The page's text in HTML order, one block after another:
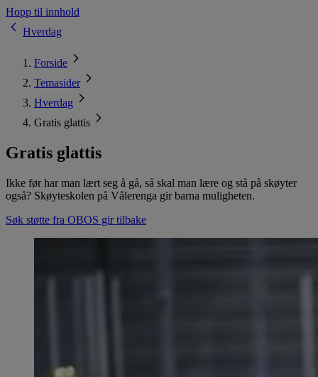
Hopp til innhold
Hverdag
Forside
Temasider
Hverdag
Gratis glattis
Gratis glattis
Ikke før har man lært seg å gå, så skal man lære og stå på skøyter
også? Skøyteskolen på Vålerenga gir barna muligheten.
Søk støtte fra OBOS gir tilbake